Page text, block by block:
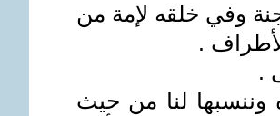
وفي خلقه لإمة من
.
.
وننسبها لنا من حيث